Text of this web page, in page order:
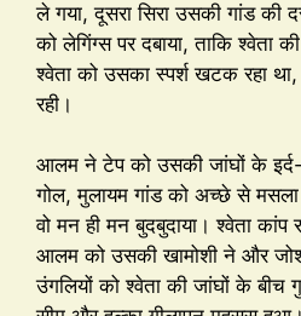
ले गया, दूसरा सिरा उसकी गांड की
को लेगिंग्स पर दबाया, ताकि श्वेता
श्वेता को उसका स्पर्श खटक रहा
रही।
आलम ने टेप को उसकी जांघों के
गोल, मुलायम गांड को अच्छे से
वो मन ही मन बुदबुदाया। श्वेता कांप
आलम को उसकी खामोशी ने और
उंगलियों को श्वेता की जांघों के बीच